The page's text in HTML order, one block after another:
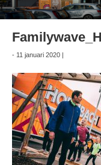
- 11 januari 2020 |